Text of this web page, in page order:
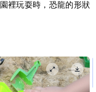
裡玩耍時，恐龍的形狀